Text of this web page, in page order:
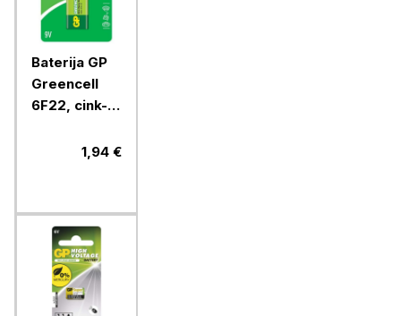
Baterija GP
Greencell
6F22, cink-
1 blister1,94 €